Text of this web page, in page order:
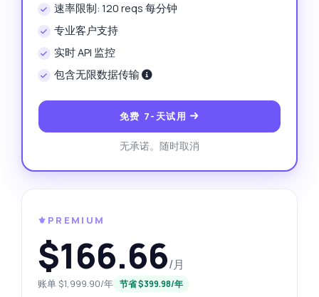
速率限制: 120 reqs 每分钟
专业客户支持
实时 API 监控
包含无限数据传输
免费 7-天试用
无承诺。随时取消
⚜️PREMIUM
$166.66/月
账单 $1,999.90/年 节省 $399.98/年